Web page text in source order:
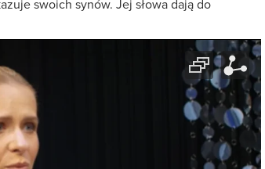
swoich synów. Jej słowa dają do